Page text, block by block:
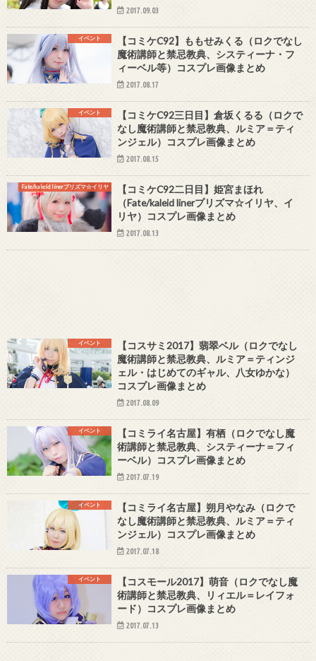
2017.09.03
イベント
【コミケC92】ももせみくる（ロクでなし
魔術講師と禁忌教典、システィーナ・フ
ィーベル等）コスプレ画像まとめ
2017.08.17
イベント
【コミケC92三日目】倉坂くるる（ロクで
なし魔術講師と禁忌教典、ルミア＝ティ
ンジェル）コスプレ画像まとめ
2017.08.15
Fate/kaleid linerプリズマ☆イリヤ
【コミケC92二日目】姫宮まほれ
（Fate/kaleid linerプリズマ☆イリヤ、イ
リヤ）コスプレ画像まとめ
2017.08.13
イベント
【コスサミ2017】翡翠ベル（ロクでなし
魔術講師と禁忌教典、ルミア＝ティンジ
ェル・はじめてのギャル、八女ゆかな）
コスプレ画像まとめ
2017.08.09
イベント
【コミライ名古屋】有栖（ロクでなし魔
術講師と禁忌教典、システィーナ＝フィ
ーベル）コスプレ画像まとめ
2017.07.19
イベント
【コミライ名古屋】朔月やなみ（ロクで
なし魔術講師と禁忌教典、ルミア＝ティ
ンジェル）コスプレ画像まとめ
2017.07.18
イベント
【コスモール2017】萌音（ロクでなし魔
術講師と禁忌教典、リィエル＝レイフォ
ード）コスプレ画像まとめ
2017.07.13